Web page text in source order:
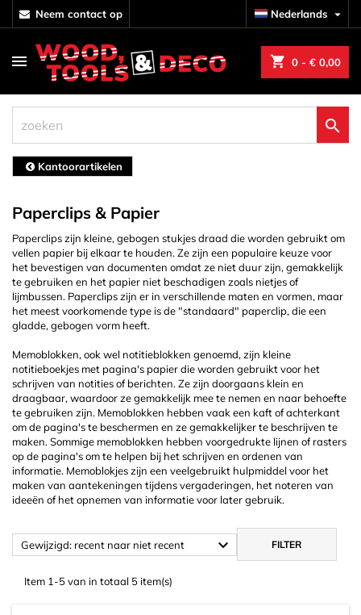
neem contact op Nederlands 
shopping_cart 0 - € 0,00

Kantoorartikelen
Paperclips & Papier
Paperclips zijn kleine, gebogen stukjes draad die worden gebruikt om
vellen papier bij elkaar te houden. Ze zijn een populaire keuze voor
het bevestigen van documenten omdat ze niet duur zijn, gemakkelijk
te gebruiken en het papier niet beschadigen zoals nietjes of
lijmbussen. Paperclips zijn er in verschillende maten en vormen, maar
het meest voorkomende type is de "standaard" paperclip, die een
gladde, gebogen vorm heeft.
Memoblokken, ook wel notitieblokken genoemd, zijn kleine
notitieboekjes met pagina's papier die worden gebruikt voor het
schrijven van notities of berichten. Ze zijn doorgaans klein en
draagbaar, waardoor ze gemakkelijk mee te nemen en naar behoefte
te gebruiken zijn. Memoblokken hebben vaak een kaft of achterkant
om de pagina's te beschermen en ze gemakkelijker te beschrijven te
maken. Sommige memoblokken hebben voorgedrukte lijnen of rasters
op de pagina's om te helpen bij het schrijven en ordenen van
informatie. Memoblokjes zijn een veelgebruikt hulpmiddel voor het
maken van aantekeningen tijdens vergaderingen, het noteren van
ideeën of het opnemen van informatie voor later gebruik.
Gewijzigd: recent naar niet recent  FILTER
Item 1-5 van in totaal 5 item(s)